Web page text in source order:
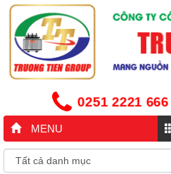
0251 2221 666
MENU